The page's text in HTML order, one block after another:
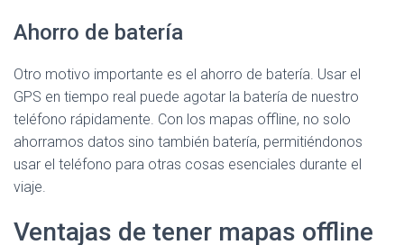
Ahorro de batería
Otro motivo importante es el ahorro de batería. Usar el
GPS en tiempo real puede agotar la batería de nuestro
teléfono rápidamente. Con los mapas offline, no solo
ahorramos datos sino también batería, permitiéndonos
usar el teléfono para otras cosas esenciales durante el
viaje.
Ventajas de tener mapas offline